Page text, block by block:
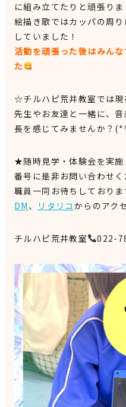
に組み立てたりと頑張りま
絵描き歌ではカッパの周
していました！
活動を頑張った後はみん
た
☆チルハピ荒井教室では現
先生やお友達と一緒に、
長を感じてみませんか？
★随時見学・体験会を実施
番号に是非お問い合わせく
職員一同お待ちしてお
DM 、 リタリコ からのアク
チルハピ荒井教室 022-